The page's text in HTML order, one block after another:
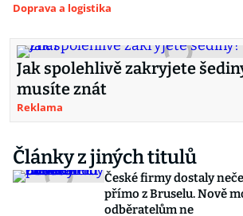
Doprava a logistika
Jak spolehlivě zakryjete
musíte znát
Reklama
Články z jiných titulů
České firmy dostaly
přímo z Bruselu. Nově
odběratelům ne